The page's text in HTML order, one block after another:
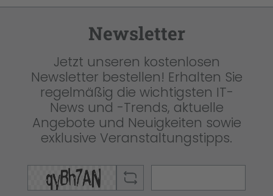
Newsletter
Jetzt unseren kostenlosen
Newsletter bestellen! Erhalten Sie
regelmäßig die wichtigsten IT-
News und -Trends, aktuelle
Angebote und Neuigkeiten sowie
exklusive Veranstaltungstipps.